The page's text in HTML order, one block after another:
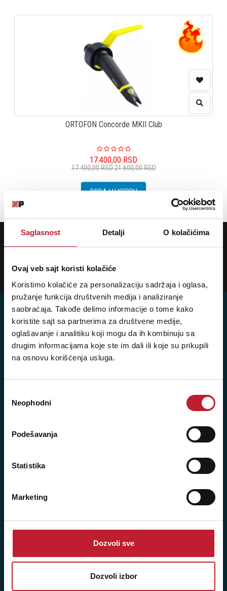
Saglasnost Detalji O kolačićima
Ovaj veb sajt koristi kolačiće
Koristimo kolačiće za personalizaciju sadržaja i oglasa,
pružanje funkcija društvenih medija i analiziranje
saobraćaja. Takođe delimo informacije o tome kako
koristite sajt sa partnerima za društvene medije,
oglašavanje i analitiku koji mogu da ih kombinuju sa
drugim informacijama koje ste im dali ili koje su prikupili
na osnovu korišćenja usluga.
сагласности
Neophodni
Podešavanja
Statistika
Marketing
Dozvoli sve
Dozvoli izbor
ORTOFON Concorde MKII Club
17.400,00 RSD
17.400,00RSD21.600,00RSD
DODAJ U KORPU
POTREBNA VAM JE POMOĆ? POZOVITE NAS!
Posetite nas: Svetogorska 9,
11103 Beograd, Srbija
Sms/Viber/WhatsApp
Telefoni:
+381 11 3347 883